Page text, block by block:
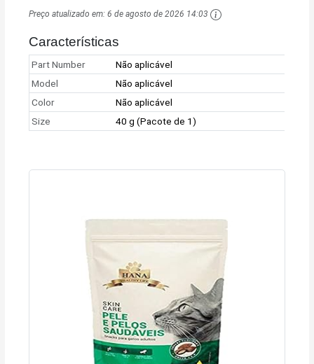
Preço atualizado em:6 de agosto de 2026 14:03
Características
Part Number
Não aplicável
Model
Não aplicável
Color
Não aplicável
Size
40 g (Pacote de 1)